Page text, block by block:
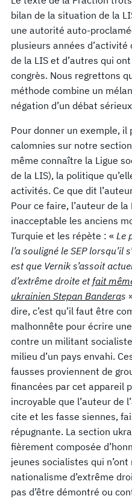
bilan de la situation de la
une autorité auto-
plusieurs années
de la LIS et d’autres qui
congrès. Nous regrettons
méthode combine un
négation d’un débat
Pour donner un exemple,
calomnies sur notre
même connaître la Ligue
de la LIS), la politique
activités. Ce que dit
Pour ce faire, l’auteur de
inacceptable les anciens
Turquie et les répète : « Le
l’a souligné le SEP lorsqu’il
est que Vernik s’assoit
d’extrême droite et fait
ukrainien Stepan Banderas
dire, c’est qu’il faut être
malhonnête pour écrire
contre un militant
milieu d’un pays envahi.
fausses proviennent de
financées par cet appareil
incroyable que l’auteur de
cite et les fasse siennes,
répugnante. La section
fièrement composée
jeunes socialistes qui
nationalisme d’extrême
pas d’être démontré ou